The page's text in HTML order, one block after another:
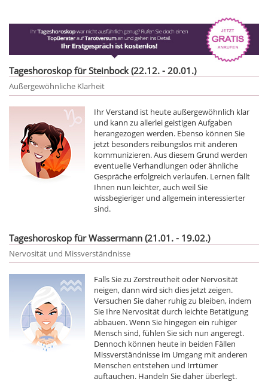
Tageshoroskop für Steinbock (22.12. - 20.01.)
Außergewöhnliche Klarheit
Ihr Verstand ist heute außergewöhnlich klar
und kann zu allerlei geistigen Aufgaben
herangezogen werden. Ebenso können Sie
jetzt besonders reibungslos mit anderen
kommunizieren. Aus diesem Grund werden
eventuelle Verhandlungen oder ähnliche
Gespräche erfolgreich verlaufen. Lernen fällt
Ihnen nun leichter, auch weil Sie
wissbegieriger und allgemein interessierter
sind.
Tageshoroskop für Wassermann (21.01. - 19.02.)
Nervosität und Missverständnisse
Falls Sie zu Zerstreutheit oder Nervosität
neigen, dann wird sich dies jetzt zeigen.
Versuchen Sie daher ruhig zu bleiben, indem
Sie Ihre Nervosität durch leichte Betätigung
abbauen. Wenn Sie hingegen ein ruhiger
Mensch sind, fühlen Sie sich nun angeregt.
Dennoch können heute in beiden Fällen
Missverständnisse im Umgang mit anderen
Menschen entstehen und Irrtümer
auftauchen. Handeln Sie daher überlegt.